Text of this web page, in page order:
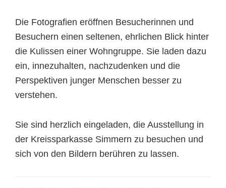
Die Fotografien eröffnen Besucherinnen und
Besuchern einen seltenen, ehrlichen Blick hinter
die Kulissen einer Wohngruppe. Sie laden dazu
ein, innezuhalten, nachzudenken und die
Perspektiven junger Menschen besser zu
verstehen.
Sie sind herzlich eingeladen, die Ausstellung in
der Kreissparkasse Simmern zu besuchen und
sich von den Bildern berühren zu lassen.